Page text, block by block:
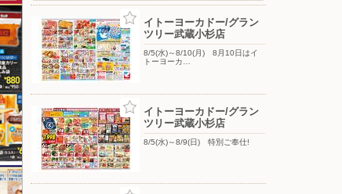
イトーヨーカドー/グラン
ツリー武蔵小杉店
8/5(水)～8/10(月) 8月10日はイ
トーヨーカ…
イトーヨーカドー/グラン
ツリー武蔵小杉店
8/5(水)～8/9(日) 特別ご奉仕!